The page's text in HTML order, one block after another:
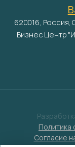
620016, Россия,
Бизнес Центр
Политика
Согласие